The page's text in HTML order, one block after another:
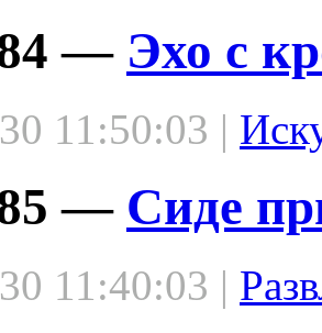
— Эхо с
11:50:03 |
— Сиде
11:40:03 |